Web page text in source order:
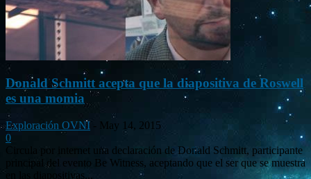
Donald Schmitt acepta que la diapositiva de Roswell
es una momia
Exploración OVNI - May 14, 2015
0
Circula por internet una declaración de Donald Schmitt, participante
principal del evento Be Witness, aceptando que el ser que se muestra
en las diapositivas...